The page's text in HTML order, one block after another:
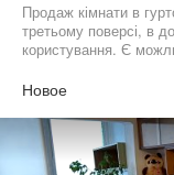
Продаж кімнати в
третьому поверсі, в
користування. Є
Новое